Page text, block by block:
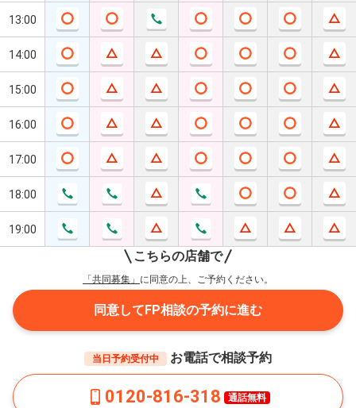
13:00
14:00
15:00
16:00
17:00
18:00
19:00
こちらの店舗で
「共同募集」 に同意の上、ご予約ください。
同意してFP相談の予約に進む
当日予約受付中 お電話で相談予約
0120-816-318 通話無料